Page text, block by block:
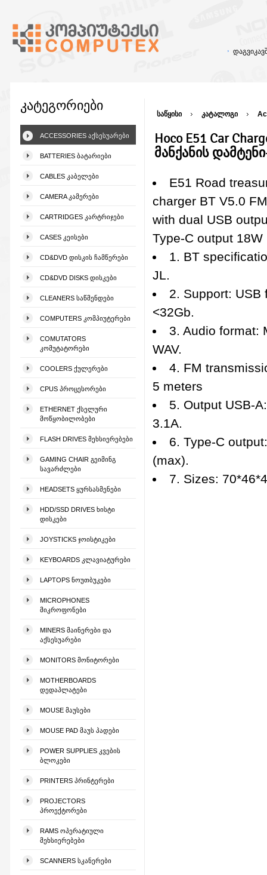
კატეგორიები
ACCESSORIES ᲐᲥᲡᲔᲡᲣᲐᲠᲔᲑᲘ
BATTERIES ᲑᲐᲢᲐᲠᲘᲔᲑᲘ
CABLES ᲙᲐᲑᲔᲚᲔᲑᲘ
CAMERA ᲙᲐᲛᲔᲠᲔᲑᲘ
CARTRIDGES ᲙᲐᲠᲢᲠᲘᲯᲔᲑᲘ
CASES ᲙᲔᲘᲡᲔᲑᲘ
CD&DVD ᲓᲘᲡᲙᲘᲡ ᲩᲐᲛᲬᲔᲠᲔᲑᲘ
CD&DVD DISKS ᲓᲘᲡᲙᲔᲑᲘ
CLEANERS ᲡᲐᲬᲛᲔᲜᲓᲔᲑᲘ
COMPUTERS ᲙᲝᲛᲞᲘᲣᲢᲔᲠᲔᲑᲘ
COMUTATORS
ᲙᲝᲛᲣᲢᲐᲢᲝᲠᲔᲑᲘ
COOLERS ᲥᲣᲚᲔᲠᲔᲑᲘ
CPUS ᲞᲠᲝᲪᲔᲡᲝᲠᲔᲑᲘ
ETHERNET ᲥᲡᲔᲚᲣᲠᲘ
ᲛᲝᲬᲧᲝᲑᲘᲚᲝᲑᲔᲑᲘ
FLASH DRIVES ᲛᲔᲮᲡᲘᲔᲠᲔᲑᲔᲑᲘ
GAMING CHAIR ᲒᲔᲘᲛᲘᲜᲒ
ᲡᲐᲕᲐᲠᲫᲚᲔᲑᲘ
HEADSETS ᲧᲣᲠᲡᲐᲡᲛᲔᲜᲔᲑᲘ
HDD/SSD DRIVES ᲮᲘᲡᲢᲘ
ᲓᲘᲡᲙᲔᲑᲘ
JOYSTICKS ᲯᲝᲘᲡᲢᲘᲙᲔᲑᲘ
KEYBOARDS ᲙᲚᲐᲕᲘᲐᲢᲣᲠᲔᲑᲘ
LAPTOPS ᲜᲝᲣᲗᲑᲣᲙᲔᲑᲘ
MICROPHONES
ᲛᲘᲙᲠᲝᲤᲝᲜᲔᲑᲘ
MINERS ᲛᲐᲘᲜᲔᲠᲔᲑᲘ ᲓᲐ
ᲐᲥᲡᲔᲡᲣᲐᲠᲔᲑᲘ
MONITORS ᲛᲝᲜᲘᲢᲝᲠᲔᲑᲘ
MOTHERBOARDS
ᲓᲔᲓᲐᲞᲚᲐᲢᲔᲑᲘ
MOUSE ᲛᲐᲣᲡᲔᲑᲘ
MOUSE PAD ᲛᲐᲣᲡ ᲞᲐᲓᲔᲑᲘ
POWER SUPPLIES ᲙᲕᲔᲑᲘᲡ
ᲑᲚᲝᲙᲔᲑᲘ
PRINTERS ᲞᲠᲘᲜᲢᲔᲠᲔᲑᲘ
PROJECTORS
ᲞᲠᲝᲔᲥᲢᲝᲠᲔᲑᲘ
RAMS ᲝᲞᲔᲠᲐᲢᲘᲣᲚᲘ
ᲛᲔᲮᲡᲘᲔᲠᲔᲑᲔᲑᲘ
SCANNERS ᲡᲙᲐᲜᲔᲠᲔᲑᲘ
საწყისი კატალოგი
Hoco E51 Car
მანქანის
E51 Road
charger BT V5.0
with dual USB
Type-C output 18W
1. BT
JL.
2. Support: USB
<32Gb.
3. Audio format:
WAV.
4. FM
5 meters
5. Output USB-
3.1A.
6. Type-C
(max).
7. Sizes: